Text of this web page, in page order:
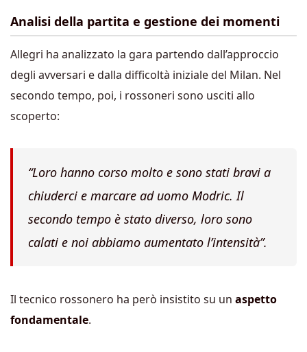
Analisi della partita e gestione dei momenti
Allegri ha analizzato la gara partendo dall’approccio
degli avversari e dalla difficoltà iniziale del Milan. Nel
secondo tempo, poi, i rossoneri sono usciti allo
scoperto:
“Loro hanno corso molto e sono stati bravi a
chiuderci e marcare ad uomo Modric.Il
secondo tempo è stato diverso, loro sono
calati e noi abbiamo aumentato l’intensità”.
Il tecnico rossonero ha però insistito su un aspetto
fondamentale.